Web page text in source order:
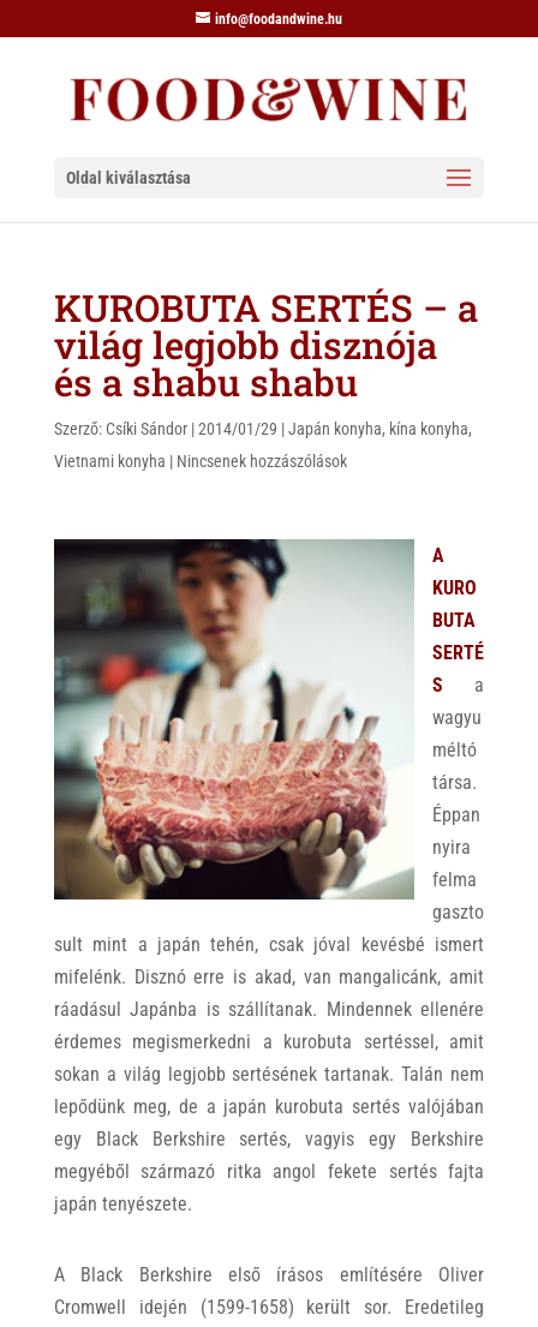
info@foodandwine.hu
Oldal kiválasztása
KUROBUTA SERTÉS – a
világ legjobb disznója
és a shabu shabu
Szerző: Csíki Sándor|2014/01/29 |Japán konyha, kína konyha,
Vietnami konyha | Nincsenek hozzászólások
A
KURO
BUTA
SERTÉ
S a
wagyu
méltó
társa.
Éppan
nyira
felma
gaszto
sult mint a japán tehén, csak jóval kevésbé ismert
mifelénk. Disznó erre is akad, van mangalicánk, amit
ráadásul Japánba is szállítanak. Mindennek ellenére
érdemes megismerkedni a kurobuta sertéssel, amit
sokan a világ legjobb sertésének tartanak. Talán nem
lepődünk meg, de a japán kurobuta sertés valójában
egy Black Berkshire sertés, vagyis egy Berkshire
megyéből származó ritka angol fekete sertés fajta
japán tenyészete.
A Black Berkshire első írásos említésére Oliver
Cromwell idején (1599-1658) került sor. Eredetileg